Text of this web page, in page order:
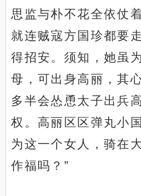
思监与朴不花全依仗
就连贼寇方国珍都要
得招安。须知，她虽
母，可出身高丽，其
多半会怂恿太子出兵
权。高丽区区弹丸小
为这一个女人，骑在
作福吗？”